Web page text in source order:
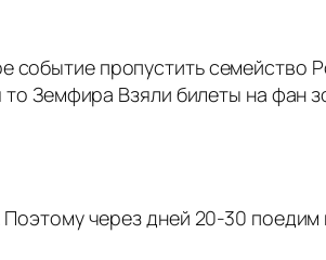
пропустить семейство
Земфира Взяли билеты на фан
через дней 20-30